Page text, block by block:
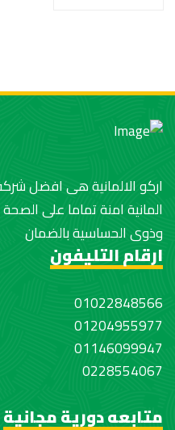
اركو الالمانية هى افضل
المانية امنة تماما على
وذوى الحساسية بالضمان
ارقام التليفون
01022848566
01204955977
01146099947
0228554067
متابعه دورية مجانية